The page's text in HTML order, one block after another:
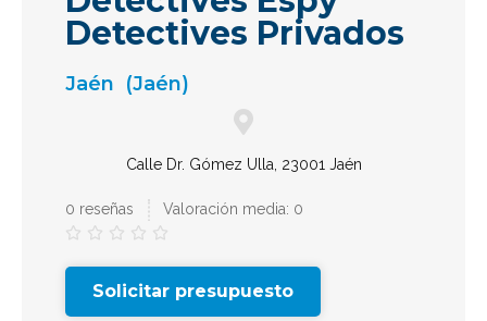
Detectives Privados
Jaén (Jaén)
Calle Dr. Gómez Ulla, 23001 Jaén
0 reseñas Valoración media: 0
    
Solicitar presupuesto